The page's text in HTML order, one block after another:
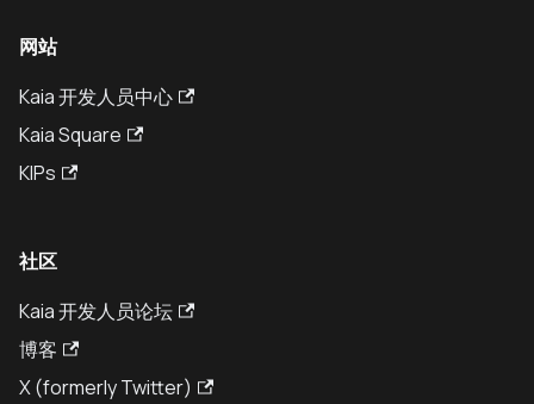
网站
Kaia 开发人员中心
Kaia Square
KIPs
社区
Kaia 开发人员论坛
博客
X (formerly Twitter)